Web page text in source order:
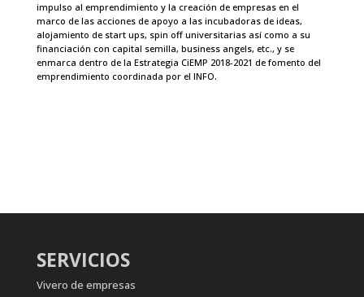
impulso al emprendimiento y la creación de empresas en el
marco de las acciones de apoyo a las incubadoras de ideas,
alojamiento de start ups, spin off universitarias así como a su
financiación con capital semilla, business angels, etc., y se
enmarca dentro de la Estrategia CiEMP 2018-2021 de fomento del
emprendimiento coordinada por el INFO.
SERVICIOS
Vivero de empresas